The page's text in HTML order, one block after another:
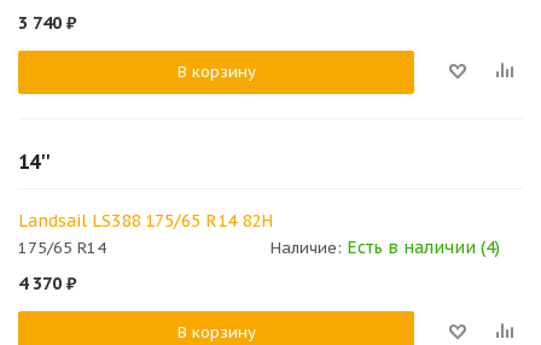
3 740 ₽
В корзину
14''
Landsail LS388 175/65 R14 82H
175/65 R14 Наличие: Есть в наличии (4)
4 370 ₽
В корзину